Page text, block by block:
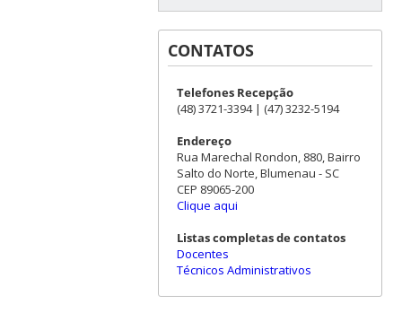
CONTATOS
Telefones Recepção
(48) 3721-3394 | (47) 3232-5194
Endereço
Rua Marechal Rondon, 880, Bairro
Salto do Norte, Blumenau - SC
CEP 89065-200
Clique aqui
Listas completas de contatos
Docentes
Técnicos Administrativos